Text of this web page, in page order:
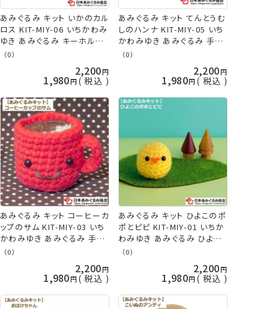
あみぐるみ キット いかのカル
ロス KIT-MIY-06 いちかわみ
ゆき あみぐるみ キーホルダ
ー 手芸キット 日本あみぐる
（0）
2,200
1,980 税込
あみぐるみ キット てんとうむ
しのハンナ KIT-MIY-05 いち
かわみゆき あみぐるみ 手芸
キット 日本あみぐるみ協会
（0）
2,200
1,980 税込
あみぐるみ キット コーヒーカ
ップのサム KIT-MIY-03 いち
かわみゆき あみぐるみ 手芸
キット 日本あみぐるみ協会
（0）
2,200
1,980 税込
あみぐるみ キット ひよこのポ
ポとピピ KIT-MIY-01 いちか
わみゆき あみぐるみ ひよこ
ヒヨコ 手芸キット 日本あみ
（0）
2,200
1,980 税込